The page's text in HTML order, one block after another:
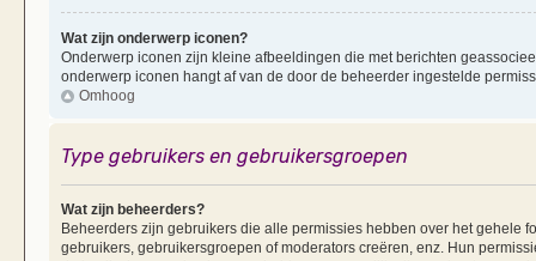
Wat zijn onderwerp iconen?
Onderwerp iconen zijn kleine afbeeldingen die met berichten
onderwerp iconen hangt af van de door de beheerder ingestelde
Omhoog
Type gebruikers en gebruikersgroepen
Wat zijn beheerders?
Beheerders zijn gebruikers die alle permissies hebben over het gehele
gebruikers, gebruikersgroepen of moderators creëren, enz. Hun